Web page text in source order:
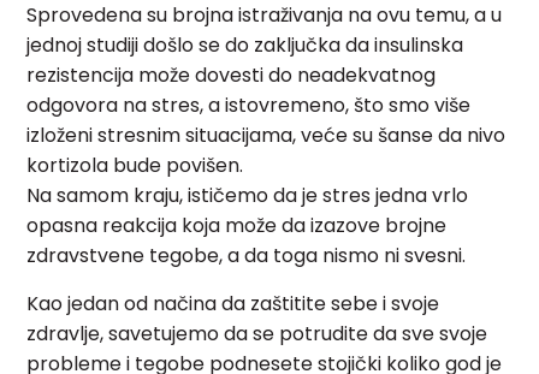
Sprovedena su brojna istraživanja na ovu temu, a u
jednoj studiji došlo se do zaključka da insulinska
rezistencija može dovesti do neadekvatnog
odgovora na stres, a istovremeno, što smo više
izloženi stresnim situacijama, veće su šanse da nivo
kortizola bude povišen.
Na samom kraju, ističemo da je stres jedna vrlo
opasna reakcija koja može da izazove brojne
zdravstvene tegobe, a da toga nismo ni svesni.
Kao jedan od načina da zaštitite sebe i svoje
zdravlje, savetujemo da se potrudite da sve svoje
probleme i tegobe podnesete stojički koliko god je